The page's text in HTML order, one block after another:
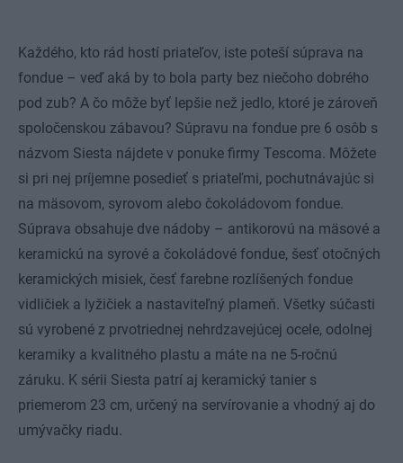
Každého, kto rád hostí priateľov, iste poteší súprava na
fondue – veď aká by to bola party bez niečoho dobrého
pod zub? A čo môže byť lepšie než jedlo, ktoré je zároveň
spoločenskou zábavou? Súpravu na fondue pre 6 osôb s
názvom Siesta nájdete v ponuke firmy Tescoma. Môžete
si pri nej príjemne posedieť s priateľmi, pochutnávajúc si
na mäsovom, syrovom alebo čokoládovom fondue.
Súprava obsahuje dve nádoby – antikorovú na mäsové a
keramickú na syrové a čokoládové fondue, šesť otočných
keramických misiek, česť farebne rozlíšených fondue
vidličiek a lyžičiek a nastaviteľný plameň. Všetky súčasti
sú vyrobené z prvotriednej nehrdzavejúcej ocele, odolnej
keramiky a kvalitného plastu a máte na ne 5-ročnú
záruku. K sérii Siesta patrí aj keramický tanier s
priemerom 23 cm, určený na servírovanie a vhodný aj do
umývačky riadu.